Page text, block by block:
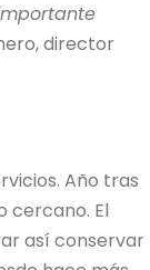
director
Año tras
cercano. El
así conservar